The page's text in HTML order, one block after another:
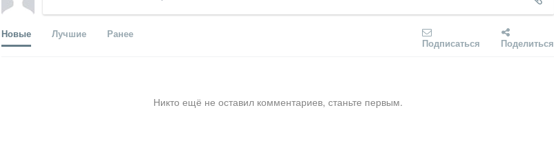
Новые Лучшие Ранее
Подписаться Поделиться
Никто ещё не оставил комментариев, станьте первым.